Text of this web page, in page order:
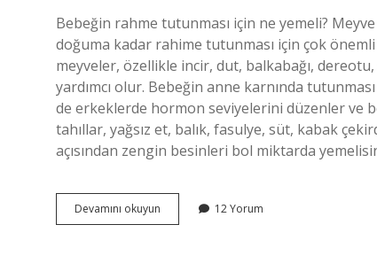
Bebeğin rahme tutunması için ne yemeli?
doğuma kadar rahime tutunması için çok
meyveler, özellikle incir, dut, balkabağı,
yardımcı olur. Bebeğin anne karnında
de erkeklerde hormon seviyelerini düzenler ve
tahıllar, yağsız et, balık, fasulye, süt, kabak
açısından zengin besinleri bol miktarda
Devamını okuyun Bebeğin
Tutunması
12 Yorum